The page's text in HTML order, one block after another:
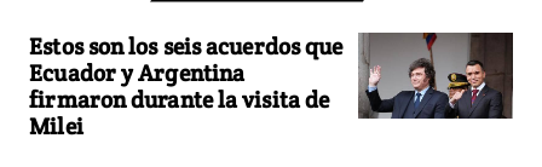
Estos son los seis acuerdos que
Ecuador y Argentina
firmaron durante la visita de
Milei